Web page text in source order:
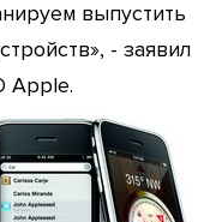
выпустить
- заявил
Apple.